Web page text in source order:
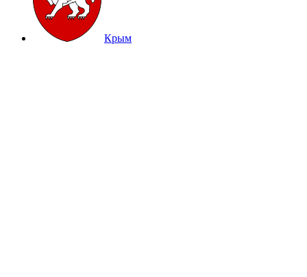
Крым